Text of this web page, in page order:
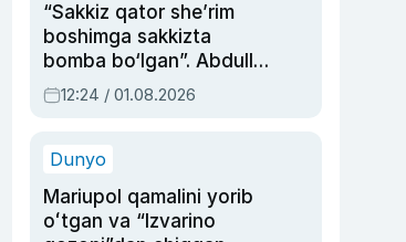
“Sakkiz qator she’rim
boshimga sakkizta
bomba bo‘lgan”. Abdulla
Oripovni siyosiy
ayblovlardan asrab
12:24 / 01.08.2026
Dunyo
Mariupol qamalini yorib
oʻtgan va “Izvarino